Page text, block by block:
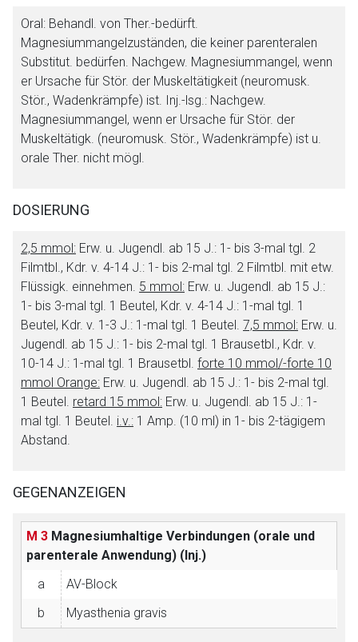
Oral: Behandl. von Ther.-bedürft.
Magnesiummangelzuständen, die keiner parenteralen
Substitut. bedürfen. Nachgew. Magnesiummangel, wenn
er Ursache für Stör. der Muskeltätigkeit (neuromusk.
Stör., Wadenkrämpfe) ist. Inj.-lsg.: Nachgew.
Magnesiummangel, wenn er Ursache für Stör. der
Muskeltätigk. (neuromusk. Stör., Wadenkrämpfe) ist u.
orale Ther. nicht mögl.
DOSIERUNG
2,5 mmol: Erw. u. Jugendl. ab 15 J.: 1- bis 3-mal tgl. 2
Filmtbl., Kdr. v. 4-14 J.: 1- bis 2-mal tgl. 2 Filmtbl. mit etw.
Flüssigk. einnehmen. 5 mmol: Erw. u. Jugendl. ab 15 J.:
1- bis 3-mal tgl. 1 Beutel, Kdr. v. 4-14 J.: 1-mal tgl. 1
Beutel, Kdr. v. 1-3 J.: 1-mal tgl. 1 Beutel. 7,5 mmol: Erw. u.
Jugendl. ab 15 J.: 1- bis 2-mal tgl. 1 Brausetbl., Kdr. v.
10-14 J.: 1-mal tgl. 1 Brausetbl. forte 10 mmol/-forte 10
mmol Orange: Erw. u. Jugendl. ab 15 J.: 1- bis 2-mal tgl.
1 Beutel. retard 15 mmol: Erw. u. Jugendl. ab 15 J.: 1-
mal tgl. 1 Beutel. i.v.: 1 Amp. (10 ml) in 1- bis 2-tägigem
Abstand.
GEGENANZEIGEN
M 3 Magnesiumhaltige Verbindungen (orale und
parenterale Anwendung) (Inj.)
a
AV-Block
b
Myasthenia gravis